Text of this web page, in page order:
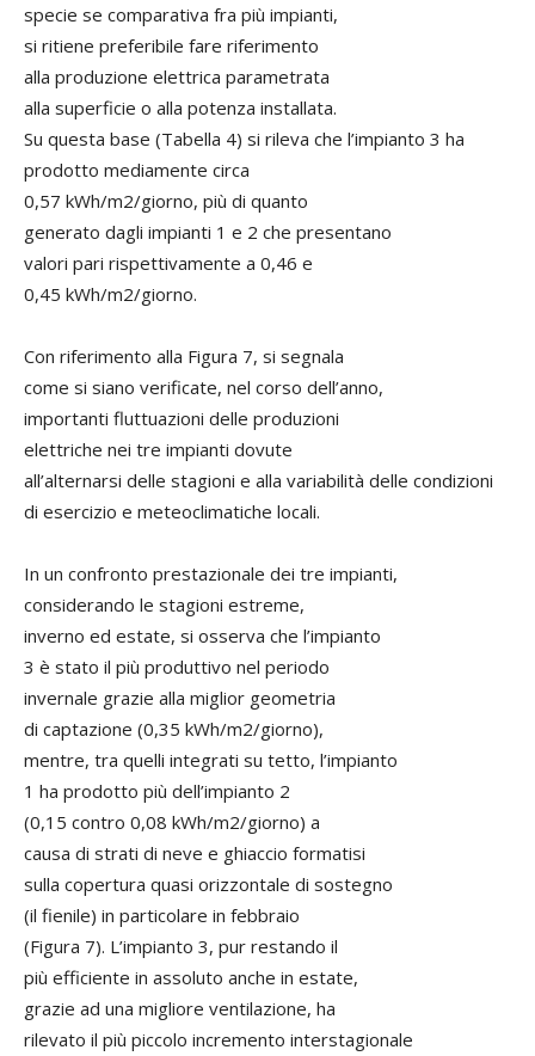
specie se comparativa fra più impianti,
si ritiene preferibile fare riferimento
alla produzione elettrica parametrata
alla superficie o alla potenza installata.
Su questa base (Tabella 4) si rileva che l’impianto 3 ha
prodotto mediamente circa
0,57 kWh/m2/giorno, più di quanto
generato dagli impianti 1 e 2 che presentano
valori pari rispettivamente a 0,46 e
0,45 kWh/m2/giorno.
Con riferimento alla Figura 7, si segnala
come si siano verificate, nel corso dell’anno,
importanti fluttuazioni delle produzioni
elettriche nei tre impianti dovute
all’alternarsi delle stagioni e alla variabilità delle condizioni
di esercizio e meteoclimatiche locali.
In un confronto prestazionale dei tre impianti,
considerando le stagioni estreme,
inverno ed estate, si osserva che l’impianto
3 è stato il più produttivo nel periodo
invernale grazie alla miglior geometria
di captazione (0,35 kWh/m2/giorno),
mentre, tra quelli integrati su tetto, l’impianto
1 ha prodotto più dell’impianto 2
(0,15 contro 0,08 kWh/m2/giorno) a
causa di strati di neve e ghiaccio formatisi
sulla copertura quasi orizzontale di sostegno
(il fienile) in particolare in febbraio
(Figura 7). L’impianto 3, pur restando il
più efficiente in assoluto anche in estate,
grazie ad una migliore ventilazione, ha
rilevato il più piccolo incremento interstagionale